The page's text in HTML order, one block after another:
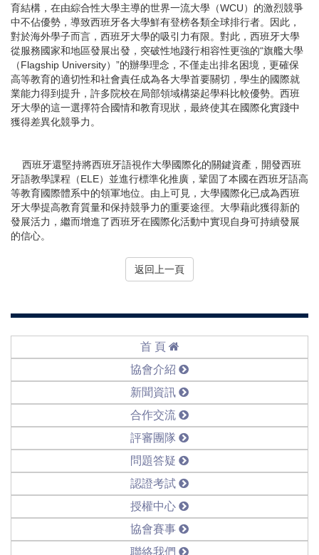
育結構，在由綜合性大學主導的世界一流大學（WCU）的激烈競爭
中不佔優勢，導致西班牙各大學鮮有登榜各類全球排行者。因此，
對於海外學子而言，西班牙大學的吸引力有限。對此，西班牙大學
從服務國家和地區發展出發，突破性地踐行相容性更強的“旗艦大學
（Flagship University）”的辦學理念，不僅走出排名困境，更確保
高等教育的適切性和社會責任成為各大學首要關切，學生的國際就
業能力得到提升，許多院校在局部領域構築起學科比較優勢。西班
牙大學的這一選擇符合國情和教育現狀，最終使其在國際化實踐中
獲得差異化競爭力。
西班牙還堅持將西班牙語視作大學國際化的關鍵資產，開發西班
牙語教學課程（ELE）並進行標準化推廣，鞏固了本國在西班牙語高
等教育國際體系中的領軍地位。由上可見，大學國際化已成為西班
牙大學提高教育質量和保持競爭力的重要途徑。大學藉此獲得新的
發展活力，繼而增進了西班牙在國際化活動中實現自身可持續發展
的信心。
返回上一頁
首 頁
協會介紹
新聞資訊
合作交流
評審團隊
問題答疑
認證考試
授權中心
協會賽事
聯絡我們